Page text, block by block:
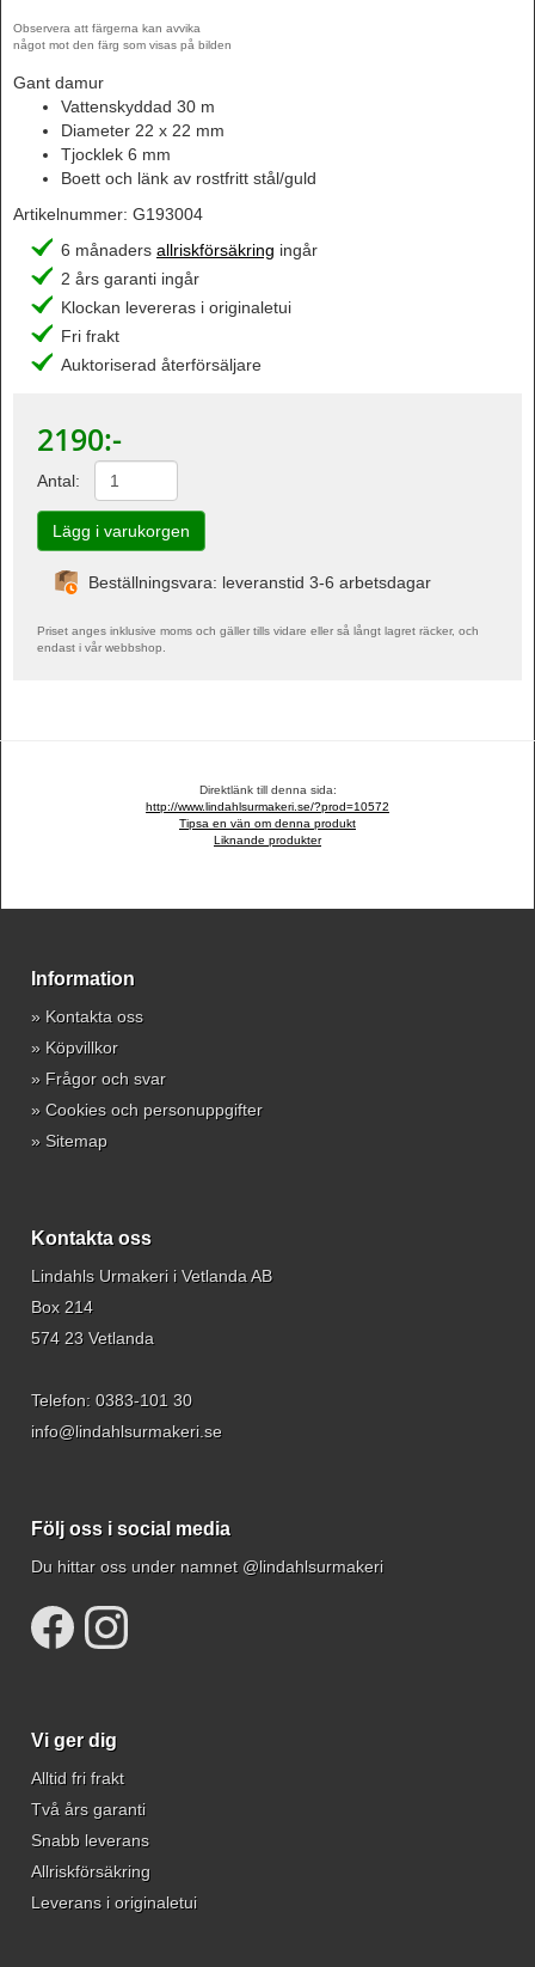
Observera att färgerna kan avvika
något mot den färg som visas på bilden
Gant damur
Vattenskyddad 30 m
Diameter 22 x 22 mm
Tjocklek 6 mm
Boett och länk av rostfritt stål/guld
Artikelnummer: G193004
6 månaders allriskförsäkring ingår
2 års garanti ingår
Klockan levereras i originaletui
Fri frakt
Auktoriserad återförsäljare
2190:-
Antal:
Beställningsvara: leveranstid 3-6 arbetsdagar
Priset anges inklusive moms och gäller tills vidare eller så långt lagret räcker, och
endast i vår webbshop.
Direktlänk till denna sida:
http://www.lindahlsurmakeri.se/?prod=10572
Tipsa en vän om denna produkt
Liknande produkter
Information
» Kontakta oss
» Köpvillkor
» Frågor och svar
» Cookies och personuppgifter
» Sitemap
Kontakta oss
Lindahls Urmakeri i Vetlanda AB
Box 214
574 23 Vetlanda
Telefon: 0383-101 30
info@lindahlsurmakeri.se
Följ oss i social media
Du hittar oss under namnet @lindahlsurmakeri
Vi ger dig
Alltid fri frakt
Två års garanti
Snabb leverans
Allriskförsäkring
Leverans i originaletui